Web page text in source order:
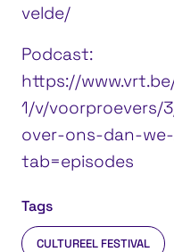
velde/
Podcast:
https://
1/v/voorproevers/
over-ons-dan-
tab=episodes
Tags
CULTUREEL FESTIVAL